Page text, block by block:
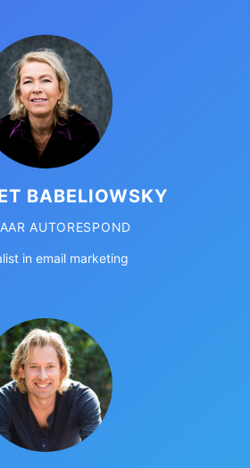
BABELIOWSKY
AUTORESPOND
in email marketing